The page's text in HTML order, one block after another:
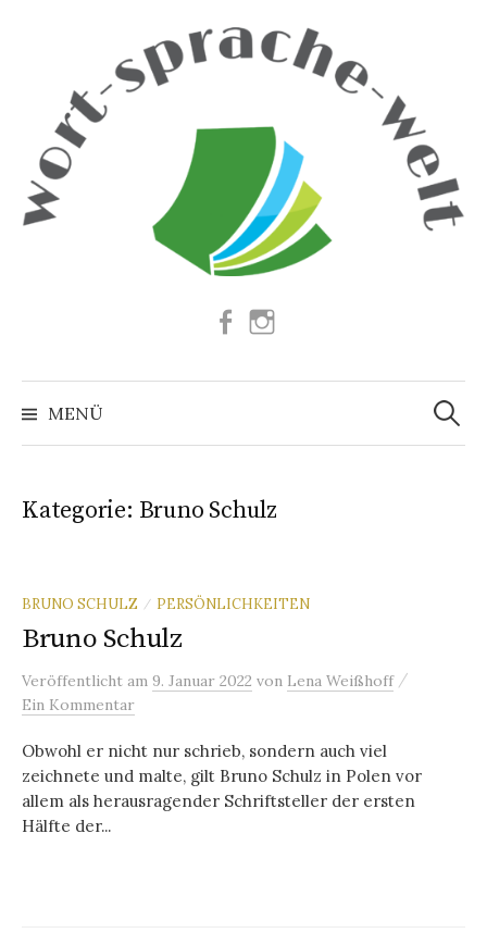
Facebook
MENÜ
Suchen
nach:
Kategorie: Bruno Schulz
BRUNO SCHULZ / PERSÖNLICHKEITEN
Bruno Schulz
Veröffentlicht am 9. Januar 2022 von Lena Weißhoff /
Ein Kommentar
Obwohl er nicht nur schrieb, sondern auch viel
zeichnete und malte, gilt Bruno Schulz in Polen vor
allem als herausragender Schriftsteller der ersten
Hälfte der...